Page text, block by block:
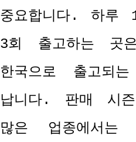
중요합니다. 하루
3회 출고하는 곳
한국으로 출고되
납니다. 판매 시
많은 업종에서